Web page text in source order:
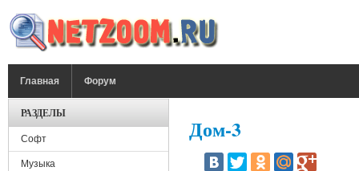
Главная Форум
Дом-3
РАЗДЕЛЫ
Софт
Музыка